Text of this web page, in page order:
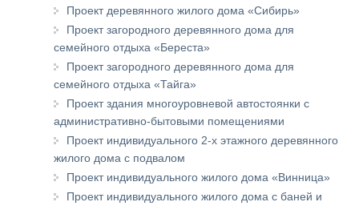
Проект деревянного жилого дома «Сибирь»
Проект загородного деревянного дома для
семейного отдыха «Береста»
Проект загородного деревянного дома для
семейного отдыха «Тайга»
Проект здания многоуровневой автостоянки с
административно-бытовыми помещениями
Проект индивидуального 2-х этажного деревянного
жилого дома с подвалом
Проект индивидуального жилого дома «Винница»
Проект индивидуального жилого дома с баней и